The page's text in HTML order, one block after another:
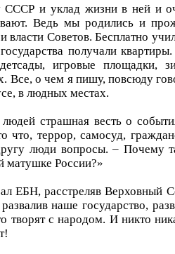
СССР и уклад жизни в ней и
Ведь мы родились и
власти Советов. Бесплатно
получали
игровые площадки,
Все, о чем я пишу, повсюду
в людных местах.
страшная весть о
что, террор, самосуд,
люди вопросы. – Почему
матушке России?»
ЕБН, расстреляв Верховный
наше государство,
творят с народом. И никто